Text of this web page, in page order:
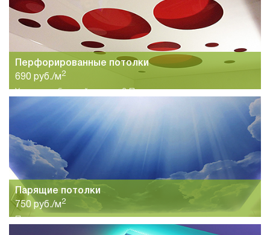
Перфорированные потолки
690 руб./м 2
перфорированные потолки. Дизайн любой сложности в
короткие сроки.
Парящие потолки
750 руб./м 2
спальни, гостиной, кухни или коридоров с прихожей.